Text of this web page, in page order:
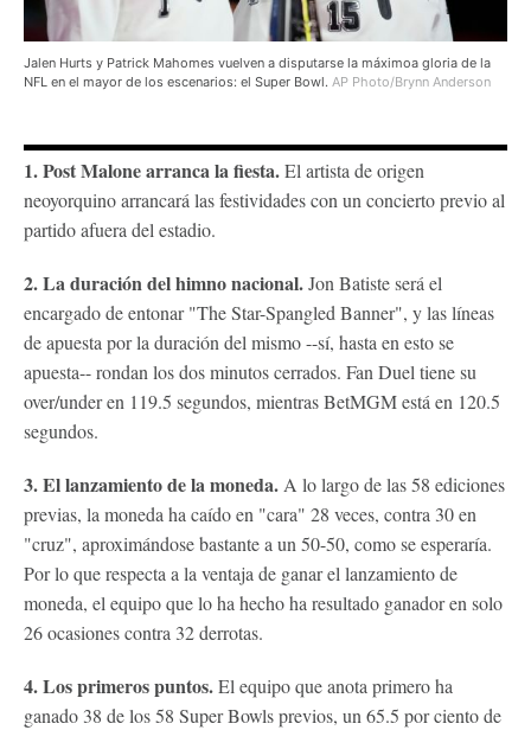
Jalen Hurts y Patrick Mahomes vuelven a disputarse la máximoa gloria de la
NFL en el mayor de los escenarios: el Super Bowl. AP Photo/Brynn Anderson
1. Post Malone arranca la fiesta.El artista de origen
neoyorquino arrancará las festividades con un concierto previo al
partido afuera del estadio.
2. La duración del himno nacional.Jon Batiste será el
encargado de entonar "The Star-Spangled Banner", y las líneas
de apuesta por la duración del mismo --sí, hasta en esto se
apuesta-- rondan los dos minutos cerrados. Fan Duel tiene su
over/under en 119.5 segundos, mientras BetMGM está en 120.5
segundos.
3. El lanzamiento de la moneda. A lo largo de las 58 ediciones
previas, la moneda ha caído en "cara" 28 veces, contra 30 en
"cruz", aproximándose bastante a un 50-50, como se esperaría.
Por lo que respecta a la ventaja de ganar el lanzamiento de
moneda, el equipo que lo ha hecho ha resultado ganador en solo
26 ocasiones contra 32 derrotas.
4. Los primeros puntos.El equipo que anota primero ha
ganado 38 de los 58 Super Bowls previos, un 65.5 por ciento de